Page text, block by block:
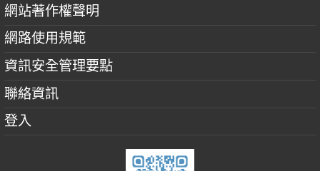
網站著作權聲明
網路使用規範
資訊安全管理要點
聯絡資訊
登入